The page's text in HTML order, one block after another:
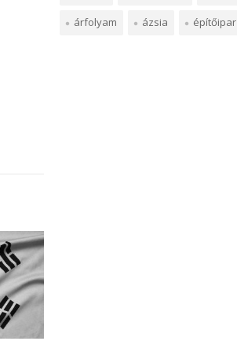
árfolyam ázsia építőipar